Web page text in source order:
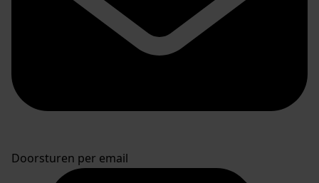
Doorsturen per email